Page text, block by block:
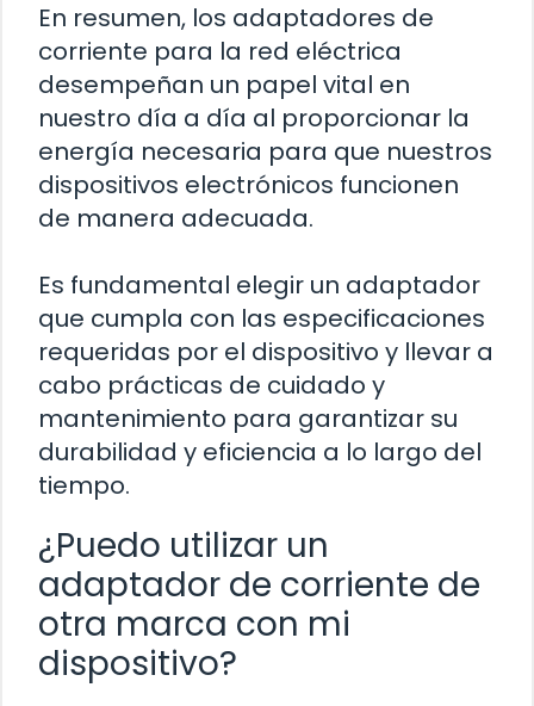
En resumen, los adaptadores de
corriente para la red eléctrica
desempeñan un papel vital en
nuestro día a día al proporcionar la
energía necesaria para que nuestros
dispositivos electrónicos funcionen
de manera adecuada.
Es fundamental elegir un adaptador
que cumpla con las especificaciones
requeridas por el dispositivo y llevar a
cabo prácticas de cuidado y
mantenimiento para garantizar su
durabilidad y eficiencia a lo largo del
tiempo.
¿Puedo utilizar un
adaptador de corriente de
otra marca con mi
dispositivo?